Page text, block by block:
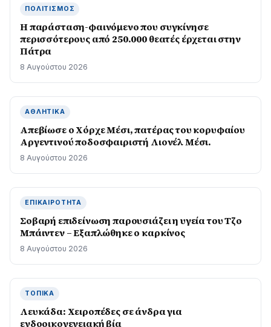
ΠΟΛΙΤΙΣΜΌΣ
Η παράσταση-φαινόμενο που συγκίνησε
περισσότερους από 250.000 θεατές έρχεται στην
Πάτρα
8 Αυγούστου 2026
ΑΘΛΗΤΙΚΆ
Απεβίωσε ο Χόρχε Μέσι, πατέρας του κορυφαίου
Αργεντινού ποδοσφαιριστή Λιονέλ Μέσι.
8 Αυγούστου 2026
ΕΠΙΚΑΙΡΌΤΗΤΑ
Σοβαρή επιδείνωση παρουσιάζει η υγεία του Τζο
Μπάιντεν – Εξαπλώθηκε ο καρκίνος
8 Αυγούστου 2026
ΤΟΠΙΚΆ
Λευκάδα: Χειροπέδες σε άνδρα για
ενδοοικογενειακή βία